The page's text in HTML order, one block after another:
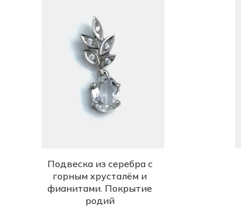
Подвеска из серебра с
горным хрусталём и
фианитами. Покрытие
родий